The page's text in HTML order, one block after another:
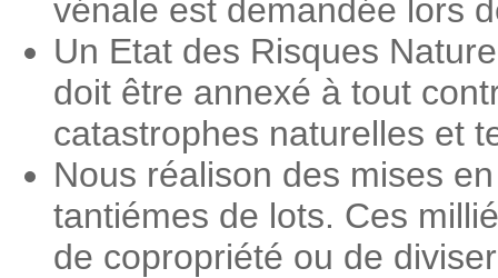
vénale est demandée lors
Un Etat des Risques
doit être annexé à tout
catastrophes naturelles et
Nous réalison des mises
tantiémes de lots. Ces
de copropriété ou de